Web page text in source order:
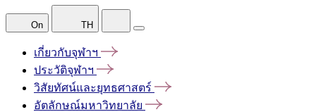
On TH
เกี่ยวกับจุฬาฯ
ประวัติจุฬาฯ
วิสัยทัศน์และยุทธศาสตร์
อัตลักษณ์มหาวิทยาลัย